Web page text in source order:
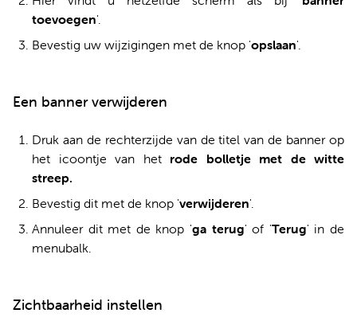
toevoegen'.
Bevestig uw wijzigingen met de knop 'opslaan'.
Een banner verwijderen
Druk aan de rechterzijde van de titel van de banner op
het icoontje van het rode bolletje met de witte
streep.
Bevestig dit met de knop 'verwijderen'.
Annuleer dit met de knop 'ga terug' of 'Terug' in de
menubalk.
Zichtbaarheid instellen